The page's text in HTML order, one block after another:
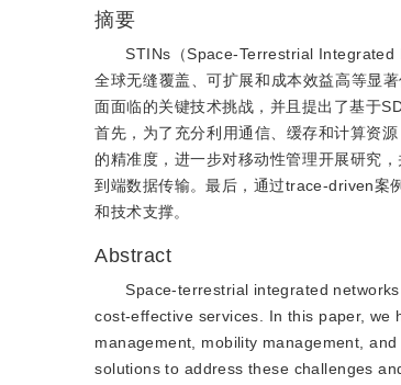
摘要
STINs（Space-Terrestrial Integrated
全球无缝覆盖、可扩展和成本效益高等显
面面临的关键技术挑战，并且提出了基于
首先，为了充分利用通信、缓存和计算资
的精准度，进一步对移动性管理开展研究
到端数据传输。最后，通过trace-driven案
和技术支撑。
Abstract
Space-terrestrial integrated
cost-effective services. In this paper, we
management, mobility management,
solutions to address these challenges